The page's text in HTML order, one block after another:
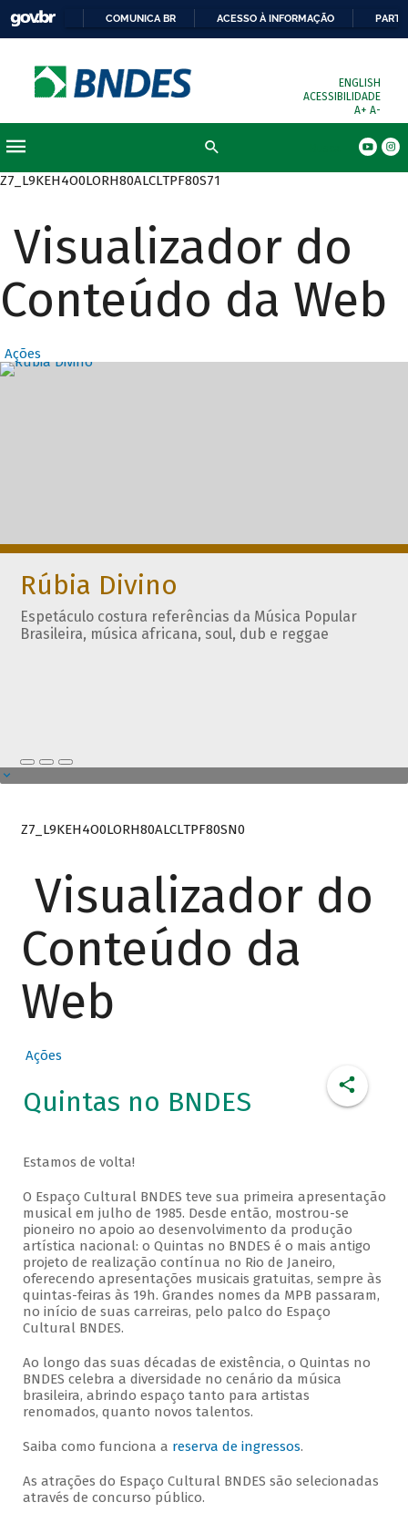
COMUNICA BR ACESSO À INFORMAÇÃO
ENGLISH
ACESSIBILIDADE
A+ A-
Z7_L9KEH4O0LORH80ALCLTPF80S71
Visualizador do
Conteúdo da Web
Ações
Destaques
Rúbia Divino
Espetáculo costura referências da Música Popular
Brasileira, música africana, soul, dub e reggae
Z7_L9KEH4O0LORH80ALCLTPF80SN0
Visualizador do
Conteúdo da
Web
Ações
Quintas no BNDES
Estamos de volta!
O Espaço Cultural BNDES teve sua primeira apresentação
musical em julho de 1985. Desde então, mostrou-se
pioneiro no apoio ao desenvolvimento da produção
artística nacional: o Quintas no BNDES é o mais antigo
projeto de realização contínua no Rio de Janeiro,
oferecendo apresentações musicais gratuitas, sempre às
quintas-feiras às 19h. Grandes nomes da MPB passaram,
no início de suas carreiras, pelo palco do Espaço
Cultural BNDES.
Ao longo das suas décadas de existência, o Quintas no
BNDES celebra a diversidade no cenário da música
brasileira, abrindo espaço tanto para artistas
renomados, quanto novos talentos.
Saiba como funciona a reserva de ingressos.
As atrações do Espaço Cultural BNDES são selecionadas
através de concurso público.